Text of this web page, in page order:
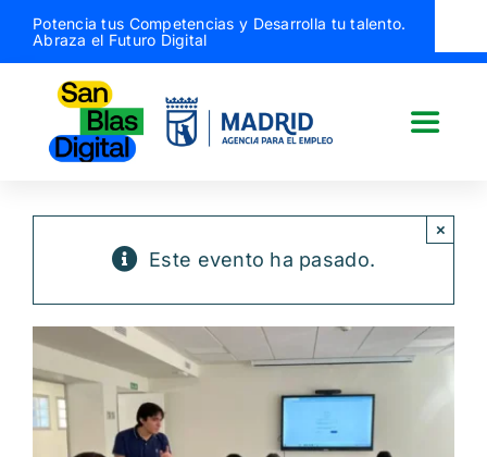
Saltar
contenido
Potencia tus Competencias y Desarrolla tu talento.
Abraza el Futuro Digital
Toggle
Quiénes somos
¿Qué hacemos?
Actividades
Este evento ha pasado.
×